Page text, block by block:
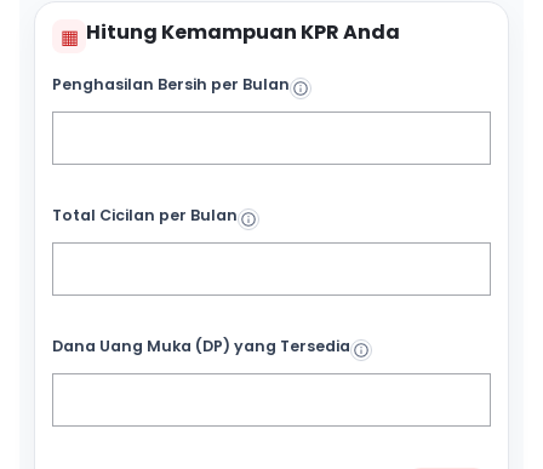
▦ Hitung Kemampuan KPR Anda
Penghasilan Bersih per Bulan
Total Cicilan per Bulan
Dana Uang Muka (DP) yang Tersedia